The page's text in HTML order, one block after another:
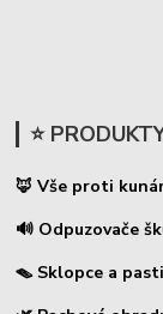
⭐
🦊 Vše proti
🔊 Odpuzovače
🪤 Sklopce a pasti